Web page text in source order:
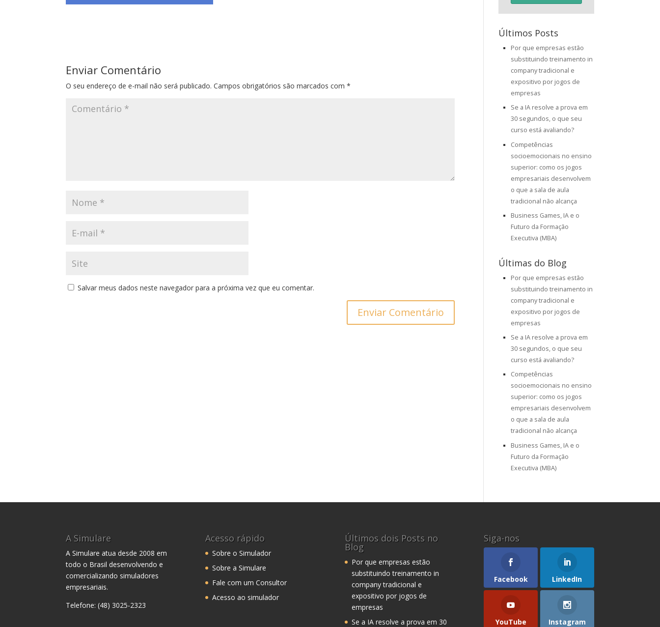
Enviar Comentário
O seu endereço de e-mail não será publicado. Campos obrigatórios são marcados com*
Salvar meus dados neste navegador para a próxima vez que eu comentar.
Últimos Posts
Por que empresas estão
substituindo treinamento in
company tradicional e
expositivo por jogos de
empresas
Se a IA resolve a prova em
30 segundos, o que seu
curso está avaliando?
Competências
socioemocionais no ensino
superior: como os jogos
empresariais desenvolvem
o que a sala de aula
tradicional não alcança
Business Games, IA e o
Futuro da Formação
Executiva (MBA)
Últimas do Blog
Por que empresas estão
substituindo treinamento in
company tradicional e
expositivo por jogos de
empresas
Se a IA resolve a prova em
30 segundos, o que seu
curso está avaliando?
Competências
socioemocionais no ensino
superior: como os jogos
empresariais desenvolvem
o que a sala de aula
tradicional não alcança
Business Games, IA e o
Futuro da Formação
Executiva (MBA)
A Simulare
A Simulare atua desde 2008 em
todo o Brasil desenvolvendo e
comercializando simuladores
empresariais.
Telefone: (48) 3025-2323
Acesso rápido
Sobre o Simulador
Sobre a Simulare
Fale com um Consultor
Acesso ao simulador
Últimos dois Posts no
Blog
Por que empresas estão
substituindo treinamento in
company tradicional e
expositivo por jogos de
empresas
Se a IA resolve a prova em 30
Siga-nos
Facebook LinkedIn
YouTube Instagram